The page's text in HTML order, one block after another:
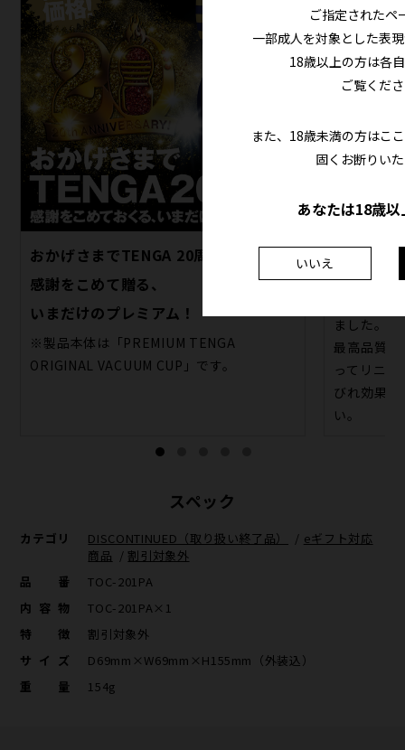
おかげさまでTENGA 20周年。
感謝をこめて贈る、
いまだけのプレミアム！
※製品本体は「PREMIUM TENGA
ORIGINAL VACUUM CUP」です。
くびれ
ドカップの
ました。
最高品質
ってリニ
びれ効果
い。
スペック
カテゴリ DISCONTINUED（取り扱い終了品） / eギフト対応
商品 / 割引対象外
品番
TOC-201PA
内容物
TOC-201PA×1
特徴
割引対象外
サイズ
D69mm×W69mm×H155mm（外装込）
重量
154g
ご指定されたペ
一部成人を対象とした表
18歳以上の方は各
ご覧くだ
また、18歳未満の方はこ
固くお断りい
あなたは18歳
いいえ